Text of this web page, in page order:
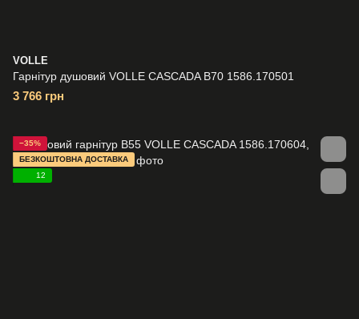
VOLLE
Гарнітур душовий VOLLE CASCADA B70 1586.170501
3 766 грн
−35%
БЕЗКОШТОВНА ДОСТАВКА
12